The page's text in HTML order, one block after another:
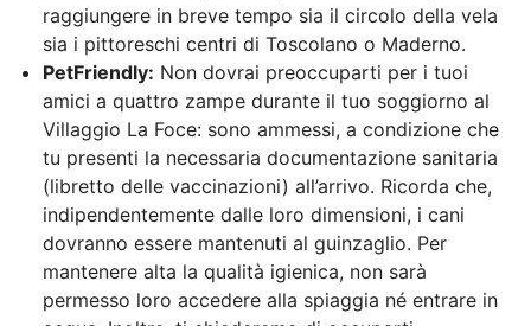
raggiungere in breve tempo sia il circolo della vela
sia i pittoreschi centri di Toscolano o Maderno.
PetFriendly: Non dovrai preoccuparti per i tuoi
amici a quattro zampe durante il tuo soggiorno al
Villaggio La Foce: sono ammessi, a condizione che
tu presenti la necessaria documentazione sanitaria
(libretto delle vaccinazioni) all’arrivo. Ricorda che,
indipendentemente dalle loro dimensioni, i cani
dovranno essere mantenuti al guinzaglio. Per
mantenere alta la qualità igienica, non sarà
permesso loro accedere alla spiaggia né entrare in